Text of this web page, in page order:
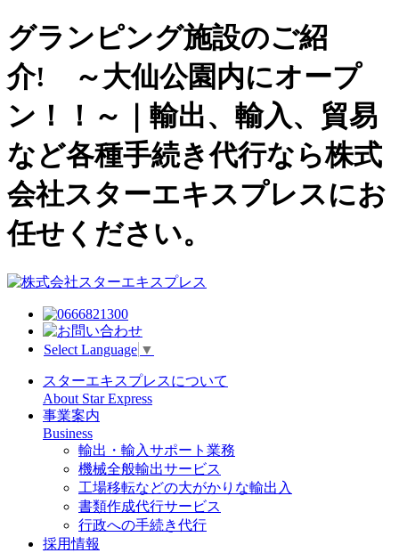
グランピング施設のご紹
介! ～大仙公園内にオープ
ン！！～｜輸出、輸入、貿易
など各種手続き代行なら株式
会社スターエキスプレスにお
任せください。
Select Language ▼
スターエキスプレスについて
About Star Express
事業案内
Business
輸出・輸入サポート業務
機械全般輸出サービス
工場移転などの大がかりな輸出入
書類作成代行サービス
行政への手続き代行
採用情報